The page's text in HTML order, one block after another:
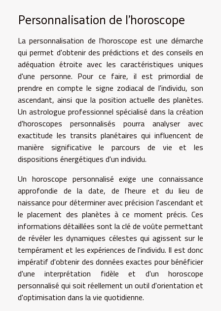
Personnalisation de l'horoscope
La personnalisation de l'horoscope est une démarche
qui permet d'obtenir des prédictions et des conseils en
adéquation étroite avec les caractéristiques uniques
d'une personne. Pour ce faire, il est primordial de
prendre en compte le signe zodiacal de l'individu, son
ascendant, ainsi que la position actuelle des planètes.
Un astrologue professionnel spécialisé dans la création
d'horoscopes personnalisés pourra analyser avec
exactitude les transits planétaires qui influencent de
manière significative le parcours de vie et les
dispositions énergétiques d'un individu.
Un horoscope personnalisé exige une connaissance
approfondie de la date, de l'heure et du lieu de
naissance pour déterminer avec précision l'ascendant et
le placement des planètes à ce moment précis. Ces
informations détaillées sont la clé de voûte permettant
de révéler les dynamiques célestes qui agissent sur le
tempérament et les expériences de l'individu. Il est donc
impératif d'obtenir des données exactes pour bénéficier
d'une interprétation fidèle et d'un horoscope
personnalisé qui soit réellement un outil d'orientation et
d'optimisation dans la vie quotidienne.